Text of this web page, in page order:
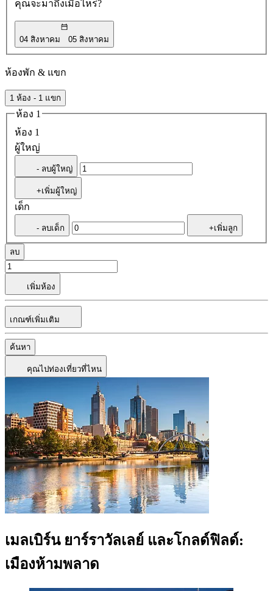
คุณจะมาถึงเมื่อไหร่?
04 สิงหาคม 05 สิงหาคม
ห้องพัก & แขก
1 ห้อง - 1 แขก
ห้อง 1
ห้อง 1
ผู้ใหญ่
- ลบผู้ใหญ่
+เพิ่มผู้ใหญ่
เด็ก
- ลบเด็ก +เพิ่มลูก
ลบ
เพิ่มห้อง
เกณฑ์เพิ่มเติม
ค้นหา
คุณไปท่องเที่ยวที่ไหน
เมลเบิร์น ยาร์ราวัลเลย์ และโกลด์ฟิลด์:
เมืองห้ามพลาด